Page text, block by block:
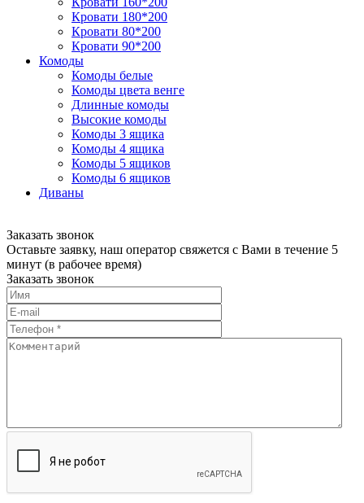
Кровати 180*200
Кровати 80*200
Кровати 90*200
Комоды
Комоды белые
Комоды цвета венге
Длинные комоды
Высокие комоды
Комоды 3 ящика
Комоды 4 ящика
Комоды 5 ящиков
Комоды 6 ящиков
Диваны
Заказать звонок
Оставьте заявку, наш оператор свяжется с Вами в течение 5
минут (в рабочее время)
Заказать звонок